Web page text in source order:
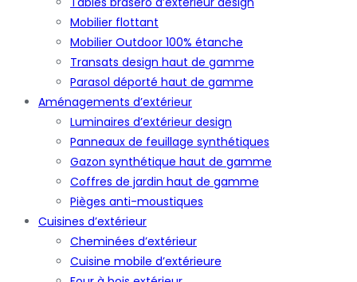
Mobilier flottant
Mobilier Outdoor 100% étanche
Transats design haut de gamme
Parasol déporté haut de gamme
Aménagements d’extérieur
Luminaires d’extérieur design
Panneaux de feuillage synthétiques
Gazon synthétique haut de gamme
Coffres de jardin haut de gamme
Pièges anti-moustiques
Cuisines d’extérieur
Cheminées d’extérieur
Cuisine mobile d’extérieure